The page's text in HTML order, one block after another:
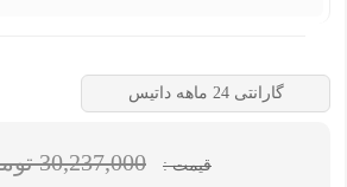
گارانتی 24 ماهه داتیس
قیمت : 30,237,000 تومان